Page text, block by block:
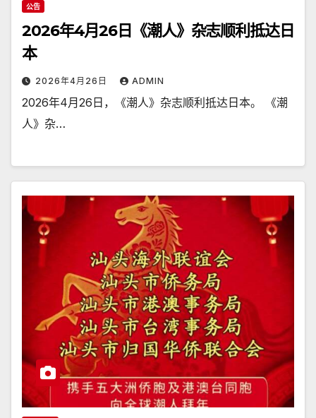
公告
2026年4月26日《潮人》杂志顺利抵达日
本
2026年4月26日 ADMIN
2026年4月26日，《潮人》杂志顺利抵达日本。 《潮
人》杂…